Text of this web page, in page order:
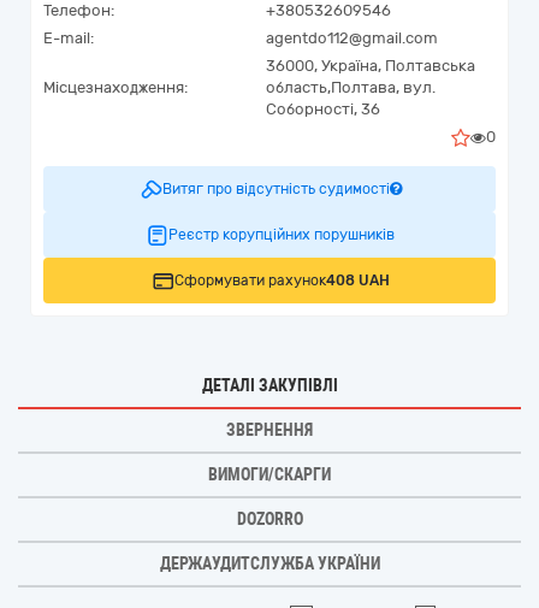
Телефон:
+380532609546
E-mail:
agentdo112@gmail.com
Місцезнаходження:
36000, Україна, Полтавська
область,Полтава, вул.
Соборності, 36
0
Витяг про відсутність судимості
Реєстр корупційних порушників
Сформувати рахунок408 UAH
ДЕТАЛІ ЗАКУПІВЛІ
ЗВЕРНЕННЯ
ВИМОГИ/СКАРГИ
DOZORRO
ДЕРЖАУДИТСЛУЖБА УКРАЇНИ